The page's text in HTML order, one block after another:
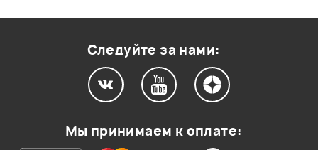
Следуйте за нами:
Мы принимаем к оплате: